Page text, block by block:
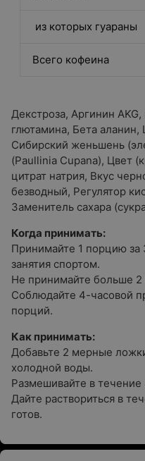
из которых гуараны
Всего кофеина
Декстроза, Аргинин
глютамина, Бета аланин,
Сибирский женьшень
(Paullinia Cupana), Цвет
цитрат натрия, Вкус
безводный, Регулятор
Заменитель сахара
Когда принимать:
Принимайте 1 порцию за
занятия спортом.
Не принимайте больше 2
Соблюдайте 4-часовой
порций.
Как принимать:
Добавьте 2 мерные
холодной воды.
Размешивайте в течение
Дайте раствориться в
готов.